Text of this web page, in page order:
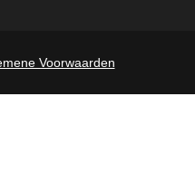
Voorwaarden